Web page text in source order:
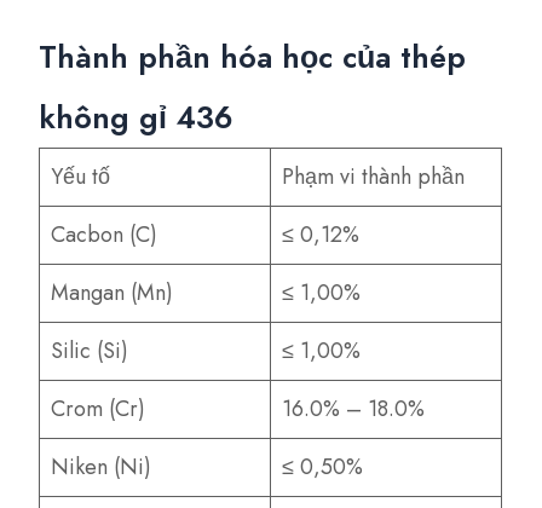
Thành phần hóa học của thép
không gỉ 436
Yếu tố
Phạm vi thành phần
Cacbon (C)
≤ 0,12%
Mangan (Mn)
≤ 1,00%
Silic (Si)
≤ 1,00%
Crom (Cr)
16.0% – 18.0%
Niken (Ni)
≤ 0,50%